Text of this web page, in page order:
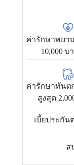
10,000 บ
สูงสุด
เบี้ยประกัน
ส